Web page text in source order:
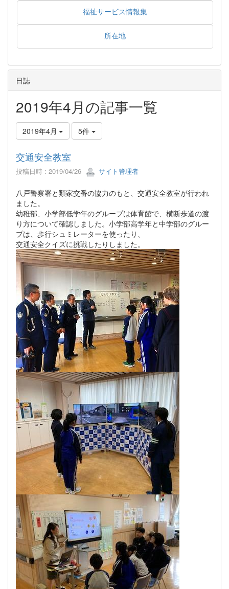
福祉サービス情報集
所在地
日誌
2019年4月の記事一覧
2019年4月 5件
交通安全教室
投稿日時 : 2019/04/26 サイト管理者
八戸警察署と類家交番の協力のもと、交通安全教室が行われ
ました。
幼稚部、小学部低学年のグループは体育館で、横断歩道の渡
り方について確認しました。小学部高学年と中学部のグルー
プは、歩行シュミレーターを使ったり、
交通安全クイズに挑戦したりしました。